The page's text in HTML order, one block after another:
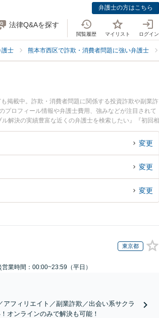
弁護士の方はこちら
法律Q&Aを探す
閲覧履歴 マイリスト ログイン
護士 熊本市西区で詐欺・消費者問題に強い弁護士
掲載中。詐欺・消費者問題に関係する投資詐欺や副業詐
プロフィール情報や弁護士費用、強みなどが注目されて
解決の実績豊富な近くの弁護士を検索したい』『初回相
。
変更
変更
変更
東京都
営業時間：00:00~23:59（平日）
アフィリエイト／副業詐欺／出会い系サクラ
オンラインのみで解決も可能！